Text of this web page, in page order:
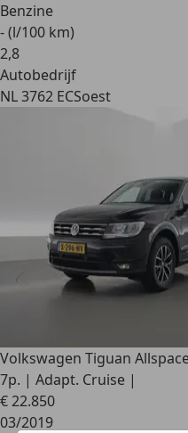
Benzine
- (l/100 km)
2,8
Autobedrijf
NL 3762 ECSoest
Volkswagen Tiguan
7p. | Adapt. Cruise |
€ 22.850
03/2019